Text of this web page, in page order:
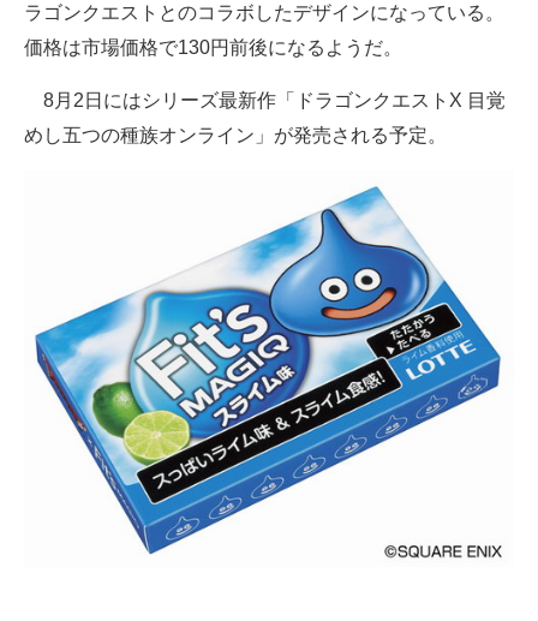
ラゴンクエストとのコラボしたデザインになっている。
価格は市場価格で130円前後になるようだ。
8月2日にはシリーズ最新作「ドラゴンクエストX 目覚
めし五つの種族オンライン」が発売される予定。